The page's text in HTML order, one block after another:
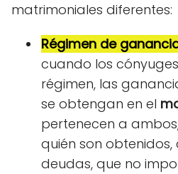
matrimoniales diferentes:
Régimen de
cuando los
régimen, las
se obtengan en el
pertenecen a
quién son
deudas, que no